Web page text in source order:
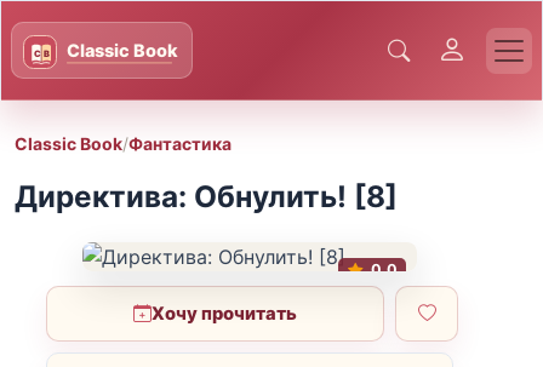
Classic Book/Фантастика
Директива: Обнулить! [8]
0.0
Хочу прочитать